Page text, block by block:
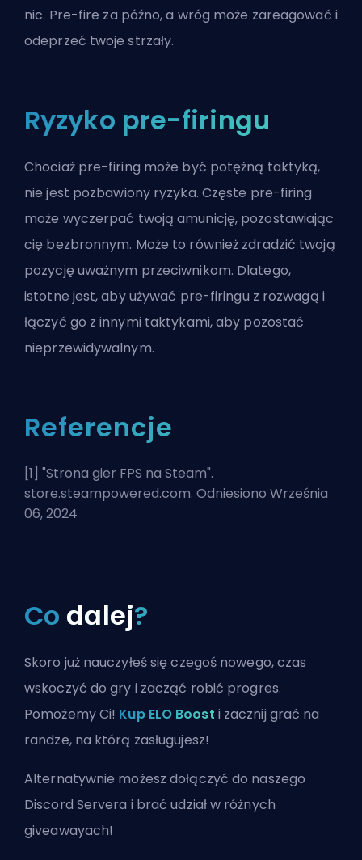
nic. Pre-fire za późno, a wróg może zareagować i
odeprzeć twoje strzały.
Ryzyko pre-firingu
Chociaż pre-firing może być potężną taktyką,
nie jest pozbawiony ryzyka. Częste pre-firing
może wyczerpać twoją amunicję, pozostawiając
cię bezbronnym. Może to również zdradzić twoją
pozycję uważnym przeciwnikom. Dlatego,
istotne jest, aby używać pre-firingu z rozwagą i
łączyć go z innymi taktykami, aby pozostać
nieprzewidywalnym.
Referencje
[1] "Strona gier FPS na Steam".
store.steampowered.com. Odniesiono Września
06, 2024
Co dalej?
Skoro już nauczyłeś się czegoś nowego, czas
wskoczyć do gry i zacząć robić progres.
Pomożemy Ci! Kup ELO Boost i zacznij grać na
randze, na którą zasługujesz!
Alternatywnie możeszdołączyć do naszego
Discord Servera i brać udział w różnych
giveawayach!